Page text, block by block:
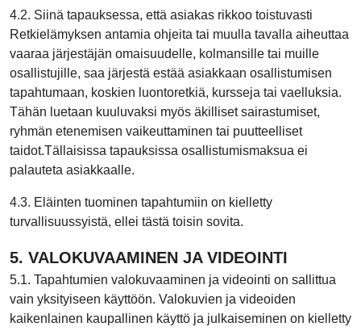
4.2. Siinä tapauksessa, että asiakas rikkoo toistuvasti
Retkielämyksen antamia ohjeita tai muulla tavalla aiheuttaa
vaaraa järjestäjän omaisuudelle, kolmansille tai muille
osallistujille, saa järjestä estää asiakkaan osallistumisen
tapahtumaan, koskien luontoretkiä, kursseja tai vaelluksia.
Tähän luetaan kuuluvaksi myös äkilliset sairastumiset,
ryhmän etenemisen vaikeuttaminen tai puutteelliset
taidot.Tällaisissa tapauksissa osallistumismaksua ei
palauteta asiakkaalle.
4.3. Eläinten tuominen tapahtumiin on kielletty
turvallisuussyistä, ellei tästä toisin sovita.
5. VALOKUVAAMINEN JA VIDEOINTI
5.1. Tapahtumien valokuvaaminen ja videointi on sallittua
vain yksityiseen käyttöön. Valokuvien ja videoiden
kaikenlainen kaupallinen käyttö ja julkaiseminen on kielletty